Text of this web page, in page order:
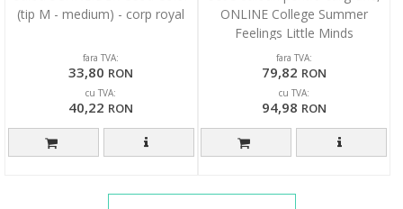
(tip M - medium) - corp royal
fara TVA:
33,80 RON
cu TVA:
40,22 RON
ONLINE College Summer
Feelings Little Minds
fara TVA:
79,82 RON
cu TVA:
94,98 RON